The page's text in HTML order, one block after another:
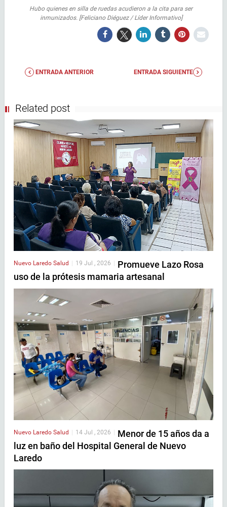
Hubo quienes en silla de ruedas acudieron a la cita para ser
inmunizados. [Feliciano Diéguez / Líder Informativo]
ENTRADA ANTERIOR ENTRADA SIGUIENTE
Related post
Nuevo Laredo Salud 19 Jul , 2026
Promueve Lazo Rosa
uso de la prótesis mamaria artesanal
Nuevo Laredo Salud | 14 Jul , 2026 | Menor de 15 años da a
luz en baño del Hospital General de Nuevo
Laredo